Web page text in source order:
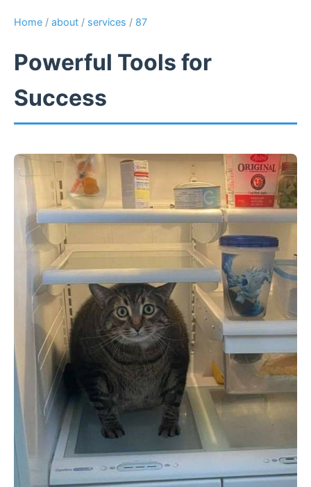
Home / about / services / 87
Powerful Tools for
Success